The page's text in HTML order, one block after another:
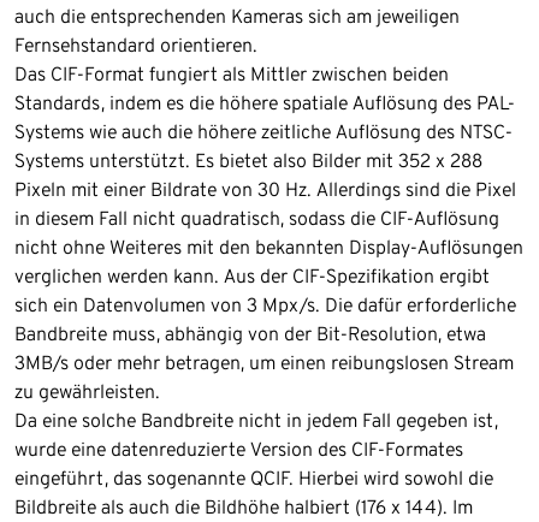
auch die entsprechenden Kameras sich am jeweiligen
Fernsehstandard orientieren.
Das CIF-Format fungiert als Mittler zwischen beiden
Standards, indem es die höhere spatiale Auflösung des PAL-
Systems wie auch die höhere zeitliche Auflösung des NTSC-
Systems unterstützt. Es bietet also Bilder mit 352 x 288
Pixeln mit einer Bildrate von 30 Hz. Allerdings sind die Pixel
in diesem Fall nicht quadratisch, sodass die CIF-Auflösung
nicht ohne Weiteres mit den bekannten Display-Auflösungen
verglichen werden kann. Aus der CIF-Spezifikation ergibt
sich ein Datenvolumen von 3 Mpx/s. Die dafür erforderliche
Bandbreite muss, abhängig von der Bit-Resolution, etwa
3MB/s oder mehr betragen, um einen reibungslosen Stream
zu gewährleisten.
Da eine solche Bandbreite nicht in jedem Fall gegeben ist,
wurde eine datenreduzierte Version des CIF-Formates
eingeführt, das sogenannte QCIF. Hierbei wird sowohl die
Bildbreite als auch die Bildhöhe halbiert (176 x 144). Im